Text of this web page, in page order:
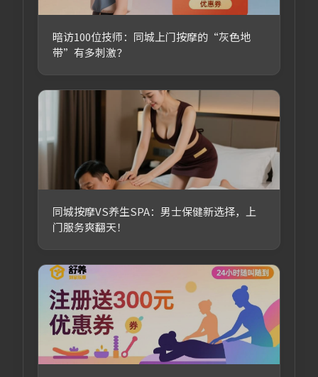
暗访100位技师：同城上门按摩的“灰色地
带”有多刺激？
同城按摩VS养生SPA：男士保健新选择，上
门服务爽翻天！